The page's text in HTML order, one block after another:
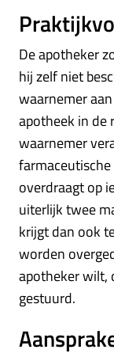
De apotheker
hij zelf niet
waarnemer
apotheek in de
waarnemer
overdraagt op
uiterlijk twee
krijgt dan ook
worden
apotheker wilt,
gestuurd.